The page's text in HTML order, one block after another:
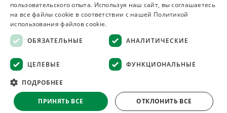
Делюкс
СПЕЦИИ И ПРЯНОСТИ
© 2008–2026 Магазин специй и пряностей Делюкс, Киев
Все материалы на сайте защищены авторским правом
Оферта · Возврат товара · Гарантия качества ·
Конфиденциальность
· Отказ от ответственности
UKRAINIAN
пользовательского опыта. Используя наш сайт, вы соглашаетесь
на все файлы cookie в соответствии с нашей Политикой
использования файлов cookie.
ОБЯЗАТЕЛЬНЫЕ
АНАЛИТИЧЕСКИЕ
ЦЕЛЕВЫЕ ФУНКЦИОНАЛЬНЫЕ
ПОДРОБНЕЕ
ПРИНЯТЬ ВСЕ ОТКЛОНИТЬ ВСЕ